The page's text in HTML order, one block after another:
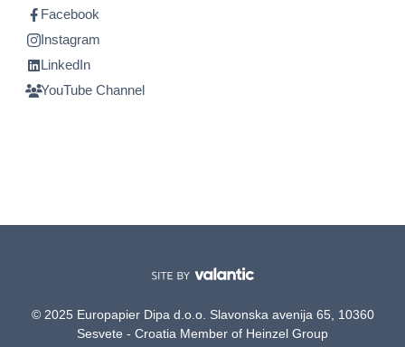
Facebook
Instagram
LinkedIn
YouTube Channel
© 2025 Europapier Dipa d.o.o. Slavonska avenija 65, 10360
Sesvete - Croatia Member of Heinzel Group